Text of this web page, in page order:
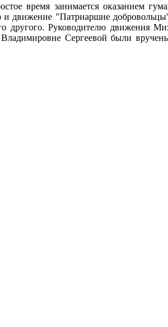
время занимается оказанием
движение "Патриаршие
Руководителю движения
Сергеевой были